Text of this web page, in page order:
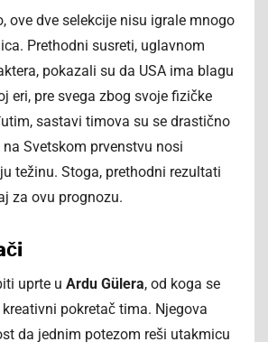
ove dve selekcije nisu igrale mnogo
Prethodni susreti, uglavnom
pokazali su da USA ima blagu
eri, pre svega zbog svoje fizičke
sastavi timova su se drastično
Svetskom prvenstvu nosi
težinu. Stoga, prethodni rezultati
za ovu prognozu.
uprte u Ardu Gülera, od koga se
pokretač tima. Njegova
da jednim potezom reši utakmicu